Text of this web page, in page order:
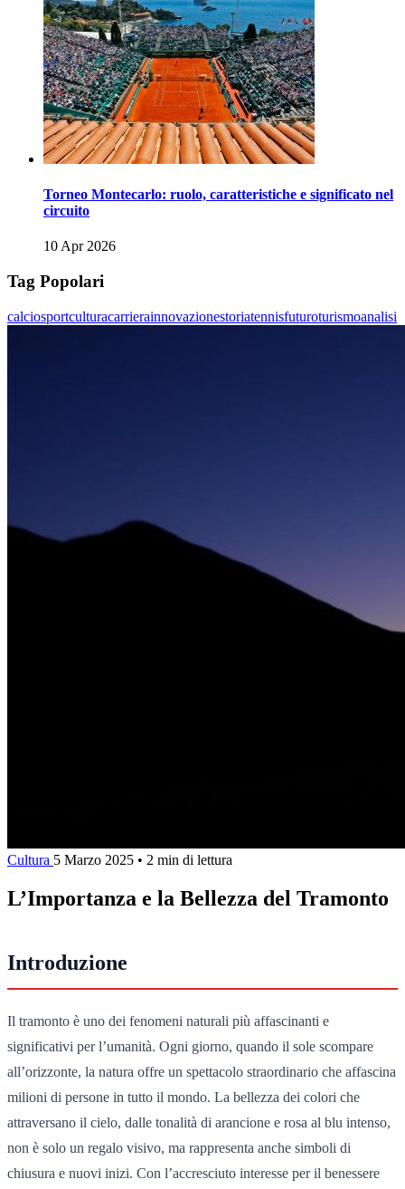
Torneo Montecarlo: ruolo, caratteristiche e significato nel
circuito
10 Apr 2026
Tag Popolari
calciosportculturacarrierainnovazionestoriatennisfuturoturismoanalisi
Cultura 5 Marzo 2025 • 2 min di lettura
L’Importanza e la Bellezza del Tramonto
Introduzione
Il tramonto è uno dei fenomeni naturali più affascinanti e
significativi per l’umanità. Ogni giorno, quando il sole scompare
all’orizzonte, la natura offre un spettacolo straordinario che affascina
milioni di persone in tutto il mondo. La bellezza dei colori che
attraversano il cielo, dalle tonalità di arancione e rosa al blu intenso,
non è solo un regalo visivo, ma rappresenta anche simboli di
chiusura e nuovi inizi. Con l’accresciuto interesse per il benessere